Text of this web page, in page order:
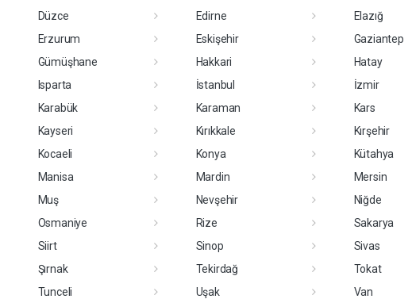
Düzce Edirne
Elazığ
Erzurum Eskişehir
Gaziantep
Gümüşhane Hakkari
Hatay
Isparta İstanbul
İzmir
Karabük Karaman
Kars
Kayseri Kırıkkale
Kırşehir
Kocaeli Konya
Kütahya
Manisa Mardin
Mersin
Muş Nevşehir
Niğde
Osmaniye Rize
Sakarya
Siirt Sinop
Sivas
Şırnak Tekirdağ
Tokat
Tunceli Uşak
Van